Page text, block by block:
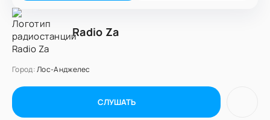
Radio Za
Город:Лос-Анджелес
СЛУШАТЬ